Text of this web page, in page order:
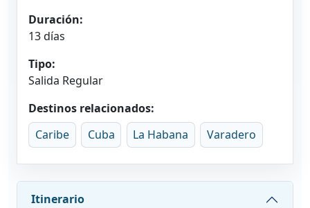
Duración:
13 días
Tipo:
Salida Regular
Destinos relacionados:
Caribe
Cuba La Habana Varadero
Itinerario